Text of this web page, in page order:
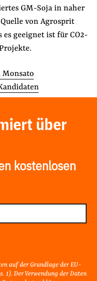
GM-Soja in naher
von Agrosprit
geeignet ist für CO2-
über
kostenlosen
auf der Grundlage der EU-
1). Der Verwendung der Daten